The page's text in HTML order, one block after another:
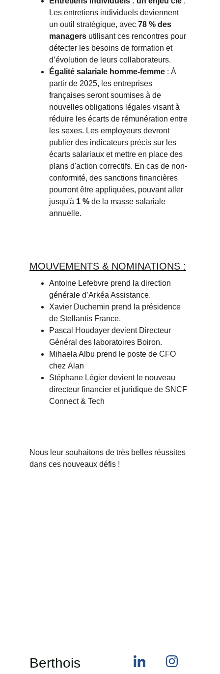
Les entretiens individuels deviennent
un outil stratégique, avec 78 % des
managers utilisant ces rencontres pour
détecter les besoins de formation et
d’évolution de leurs collaborateurs.
Égalité salariale homme-femme : À
partir de 2025, les entreprises
françaises seront soumises à de
nouvelles obligations légales visant à
réduire les écarts de rémunération entre
les sexes. Les employeurs devront
publier des indicateurs précis sur les
écarts salariaux et mettre en place des
plans d'action correctifs. En cas de non-
conformité, des sanctions financières
pourront être appliquées, pouvant aller
jusqu'à 1 % de la masse salariale
annuelle.
MOUVEMENTS & NOMINATIONS :
Antoine Lefebvre prend la direction
générale d’Arkéa Assistance.
Xavier Duchemin prend la présidence
de Stellantis France.
Pascal Houdayer devient Directeur
Général des laboratoires Boiron.
Mihaela Albu prend le poste de CFO
chez Alan
Stéphane Légier devient le nouveau
directeur financier et juridique de SNCF
Connect & Tech
Nous leur souhaitons de très belles réussites
dans ces nouveaux défis !
Berthois